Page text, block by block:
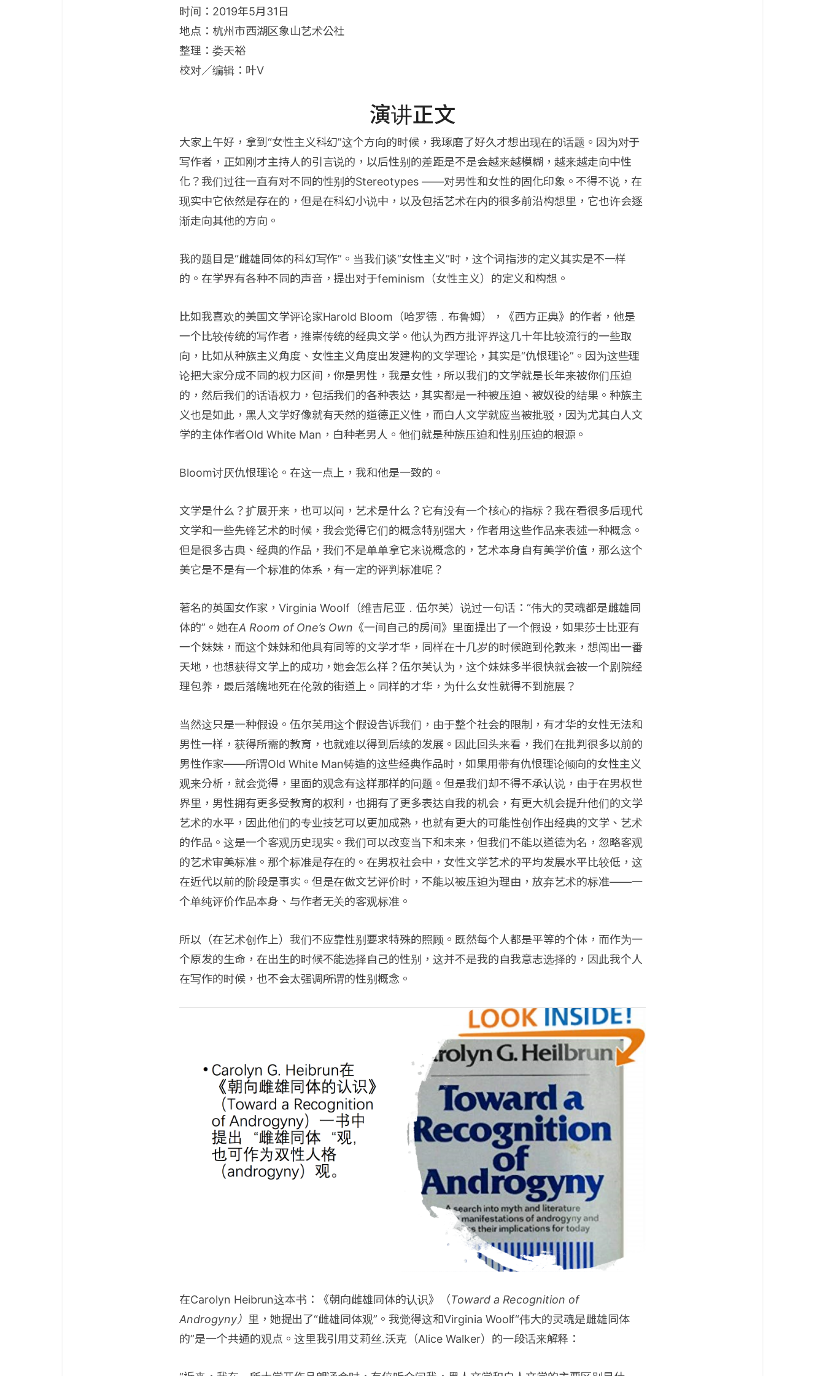
时间：2019年5月31日
地点：杭州市西湖区象山艺术公社
整理：娄天裕
校对／编辑：叶V
演讲正文
大家上午好，拿到“女性主义科幻”这个方向的时候，我琢磨了好久才想出现在的话题。因为对于
写作者，正如刚才主持人的引言说的，以后性别的差距是不是会越来越模糊，越来越走向中性
化？我们过往一直有对不同的性别的Stereotypes ——对男性和女性的固化印象。不得不说，在
现实中它依然是存在的，但是在科幻小说中，以及包括艺术在内的很多前沿构想里，它也许会逐
渐走向其他的方向。
我的题目是“雌雄同体的科幻写作”。当我们谈“女性主义”时，这个词指涉的定义其实是不一样
的。在学界有各种不同的声音，提出对于feminism（女性主义）的定义和构想。
比如我喜欢的美国文学评论家Harold Bloom（哈罗德﹒布鲁姆），《西方正典》的作者，他是
一个比较传统的写作者，推崇传统的经典文学。他认为西方批评界这几十年比较流行的一些取
向，比如从种族主义角度、女性主义角度出发建构的文学理论，其实是“仇恨理论”。因为这些理
论把大家分成不同的权力区间，你是男性，我是女性，所以我们的文学就是长年来被你们压迫
的，然后我们的话语权力，包括我们的各种表达，其实都是一种被压迫、被奴役的结果。种族主
义也是如此，黑人文学好像就有天然的道德正义性，而白人文学就应当被批驳，因为尤其白人文
学的主体作者Old White Man，白种老男人。他们就是种族压迫和性别压迫的根源。
Bloom讨厌仇恨理论。在这一点上，我和他是一致的。
文学是什么？扩展开来，也可以问，艺术是什么？它有没有一个核心的指标？我在看很多后现代
文学和一些先锋艺术的时候，我会觉得它们的概念特别强大，作者用这些作品来表述一种概念。
但是很多古典、经典的作品，我们不是单单拿它来说概念的，艺术本身自有美学价值，那么这个
美它是不是有一个标准的体系，有一定的评判标准呢？
著名的英国女作家，Virginia Woolf（维吉尼亚﹒伍尔芙）说过一句话：“伟大的灵魂都是雌雄同
体的”。她在A Room of One’s Own 《一间自己的房间》里面提出了一个假设，如果莎士比亚有
一个妹妹，而这个妹妹和他具有同等的文学才华，同样在十几岁的时候跑到伦敦来，想闯出一番
天地，也想获得文学上的成功，她会怎么样？伍尔芙认为，这个妹妹多半很快就会被一个剧院经
理包养，最后落魄地死在伦敦的街道上。同样的才华，为什么女性就得不到施展？
当然这只是一种假设。伍尔芙用这个假设告诉我们，由于整个社会的限制，有才华的女性无法和
男性一样，获得所需的教育，也就难以得到后续的发展。因此回头来看，我们在批判很多以前的
男性作家——所谓Old White Man铸造的这些经典作品时，如果用带有仇恨理论倾向的女性主义
观来分析，就会觉得，里面的观念有这样那样的问题。但是我们却不得不承认说，由于在男权世
界里，男性拥有更多受教育的权利，也拥有了更多表达自我的机会，有更大机会提升他们的文学
艺术的水平，因此他们的专业技艺可以更加成熟，也就有更大的可能性创作出经典的文学、艺术
的作品。这是一个客观历史现实。我们可以改变当下和未来，但我们不能以道德为名，忽略客观
的艺术审美标准。那个标准是存在的。在男权社会中，女性文学艺术的平均发展水平比较低，这
在近代以前的阶段是事实。但是在做文艺评价时，不能以被压迫为理由，放弃艺术的标准——一
个单纯评价作品本身、与作者无关的客观标准。
所以（在艺术创作上）我们不应靠性别要求特殊的照顾。既然每个人都是平等的个体，而作为一
个原发的生命，在出生的时候不能选择自己的性别，这并不是我的自我意志选择的，因此我个人
在写作的时候，也不会太强调所谓的性别概念。
在Carolyn Heibrun这本书：《朝向雌雄同体的认识》（Toward a Recognition of
Androgyny） 里，她提出了“雌雄同体观”。我觉得这和Virginia Woolf“伟大的灵魂是雌雄同体
的”是一个共通的观点。这里我引用艾莉丝.沃克（Alice Walker）的一段话来解释：